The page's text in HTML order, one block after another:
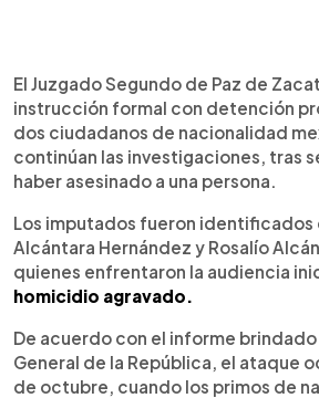
Escuchar artículo
El Juzgado Segundo de Paz de
instrucción formal con detención
dos ciudadanos de nacionalidad
continúan las investigaciones, tras
haber asesinado a una persona.
Los imputados fueron identificados
Alcántara Hernández y Rosalío
quienes enfrentaron la audiencia
homicidio agravado.
De acuerdo con el informe brindado
General de la República, el ataque
de octubre, cuando los primos de